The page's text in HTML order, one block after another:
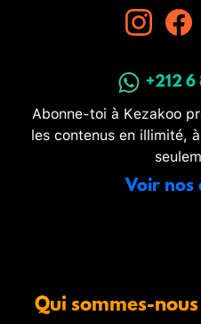
+212
Abonne-toi à Kezakoo
les contenus en illimité,
Voir nos
Qui sommes-nous